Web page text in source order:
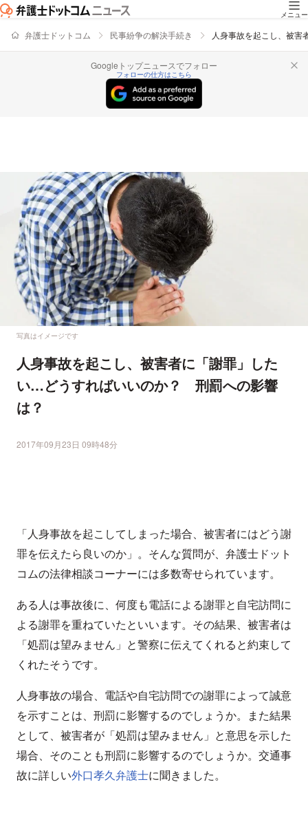
メニュー
弁護士ドットコム 民事紛争の解決手続き 人身事故を起こし、被
Googleトップニュースでフォロー
フォローの仕方はこちら
写真はイメージです
人身事故を起こし、被害者に「謝罪」した
い…どうすればいいのか？ 刑罰への影響
は？
2017年09月23日 09時48分
「人身事故を起こしてしまった場合、被害者にはどう謝
罪を伝えたら良いのか」。そんな質問が、弁護士ドット
コムの法律相談コーナーには多数寄せられています。
ある人は事故後に、何度も電話による謝罪と自宅訪問に
よる謝罪を重ねていたといいます。その結果、被害者は
「処罰は望みません」と警察に伝えてくれると約束して
くれたそうです。
人身事故の場合、電話や自宅訪問での謝罪によって誠意
を示すことは、刑罰に影響するのでしょうか。また結果
として、被害者が「処罰は望みません」と意思を示した
場合、そのことも刑罰に影響するのでしょうか。交通事
故に詳しい外口孝久弁護士に聞きました。